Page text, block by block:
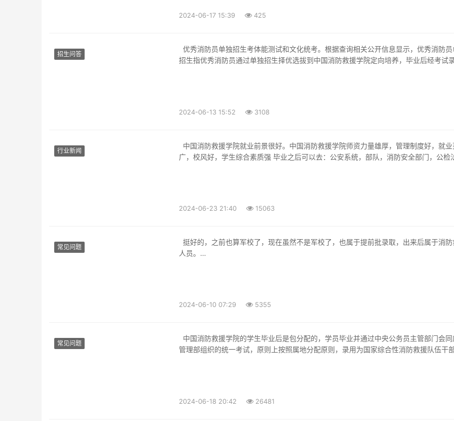
2024-06-17 15:39 425
招生问答
招生指优秀消防员通过单独招生择优选拔到中国消防救援学院定向培养，毕业后经考试
2024-06-13 15:52 3108
行业新闻
广，校风好，学生综合素质强 毕业之后可以去：公安系统，部队，消防安全部门，公检
2024-06-23 21:40 15063
常见问题
人员。
2024-06-10 07:29 5355
常见问题
管理部组织的统一考试，原则上按照属地分配原则，录用为国家综合性消防救援队伍干部
2024-06-18 20:42 26481